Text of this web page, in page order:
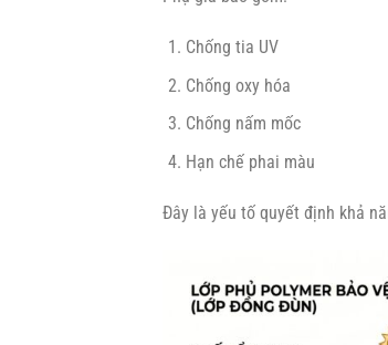
Chống tia UV
Chống oxy hóa
Chống nấm mốc
Hạn chế phai màu
Đây là yếu tố quyết định khả